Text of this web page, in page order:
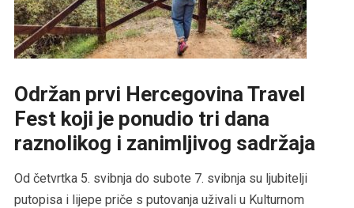
Održan prvi Hercegovina Travel
Fest koji je ponudio tri dana
raznolikog i zanimljivog sadržaja
Od četvrtka 5. svibnja do subote 7. svibnja su ljubitelji
putopisa i lijepe priče s putovanja uživali u Kulturnom